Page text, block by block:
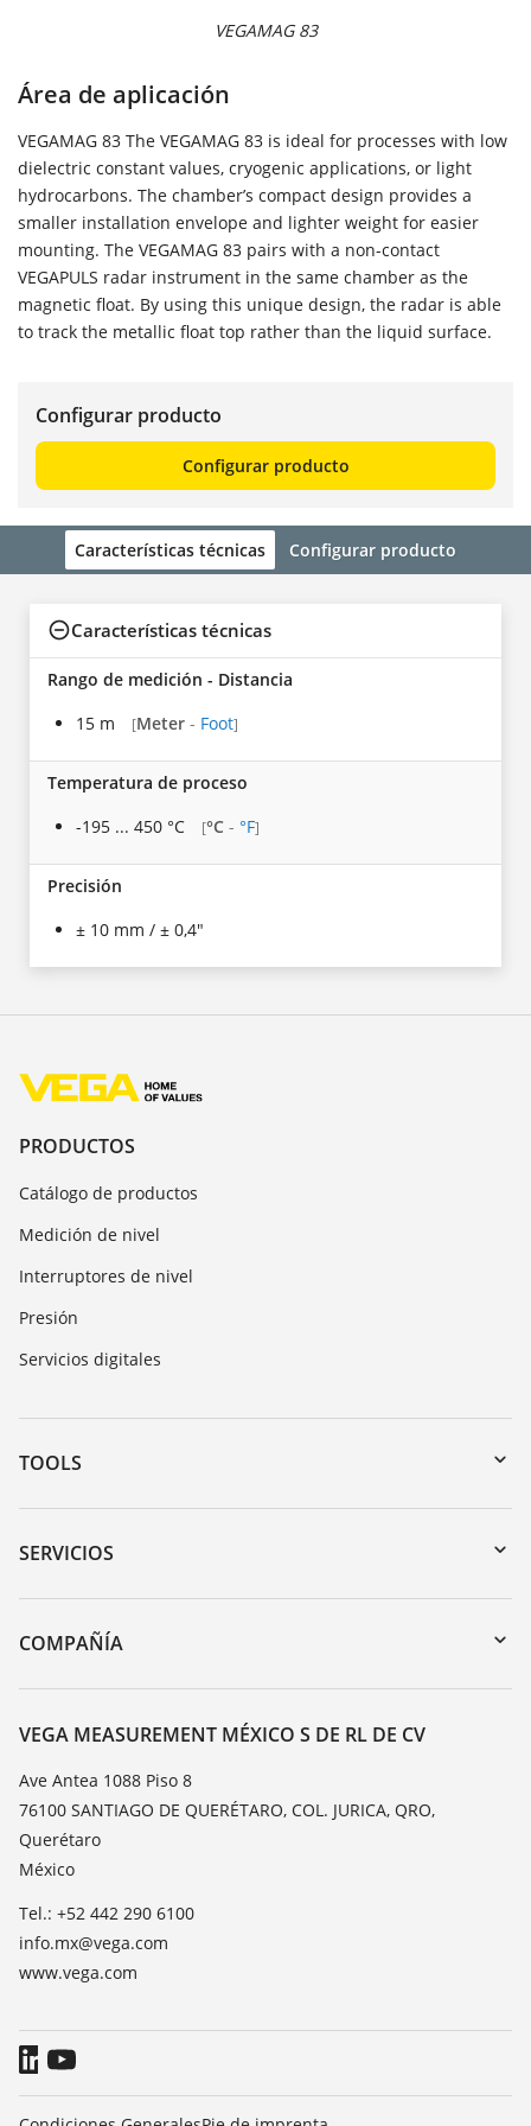
VEGAMAG 83
Área de aplicación
VEGAMAG 83 The VEGAMAG 83 is ideal for processes with low
dielectric constant values, cryogenic applications, or light
hydrocarbons. The chamber’s compact design provides a
smaller installation envelope and lighter weight for easier
mounting. The VEGAMAG 83 pairs with a non-contact
VEGAPULS radar instrument in the same chamber as the
magnetic float. By using this unique design, the radar is able
to track the metallic float top rather than the liquid surface.
Configurar producto
Configurar producto
Características técnicas Configurar producto
Características técnicas
Rango de medición - Distancia
15 m
[Meter - Foot]
Temperatura de proceso
-195 ... 450 °C
[°C - °F]
Precisión
± 10 mm / ± 0,4"
PRODUCTOS
Catálogo de productos
Medición de nivel
Interruptores de nivel
Presión
Servicios digitales
TOOLS
Zona de descarga
Búsqueda por número de serie
DTM Collection/PACTware
SERVICIOS
Devolución de instrumentos
Cursos de formacion
Lista de resistencias
TeamViewer
COMPAÑÍA
Acerca de VEGA
Contacto
Notícias
Prensa
Blog
VEGA MEASUREMENT MÉXICO S DE RL DE CV
Ave Antea 1088 Piso 8
76100 SANTIAGO DE QUERÉTARO, COL. JURICA, QRO,
Querétaro
México
Tel.: +52 442 290 6100
info.mx@vega.com
www.vega.com